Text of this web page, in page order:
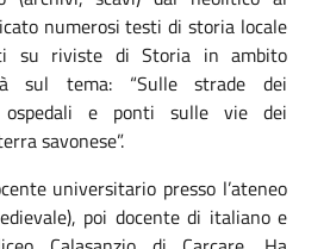
numerosi testi di storia locale
su riviste di Storia in ambito
sul tema: “Sulle strade dei
ospedali e ponti sulle vie dei
savonese”.
universitario presso l’ateneo
poi docente di italiano e